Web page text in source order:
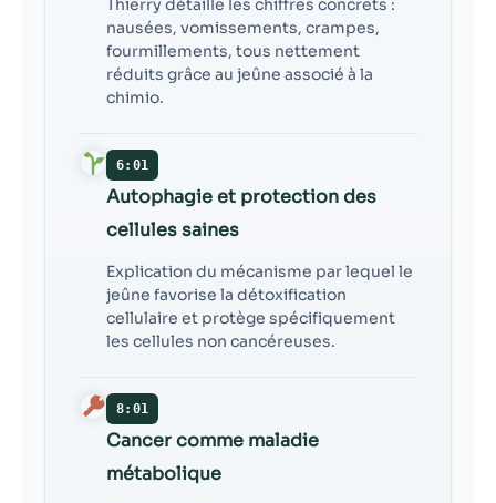
nausées, vomissements, crampes,
fourmillements, tous nettement
réduits grâce au jeûne associé à la
chimio.
6:01
Autophagie et protection des
cellules saines
Explication du mécanisme par lequel le
jeûne favorise la détoxification
cellulaire et protège spécifiquement
les cellules non cancéreuses.
8:01
Cancer comme maladie
métabolique